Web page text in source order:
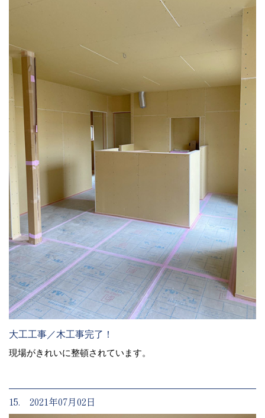
大工工事／木工事完了！
現場がきれいに整頓されています。
15. 2021年07月02日